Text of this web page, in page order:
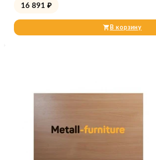
16 891 ₽
В корзину